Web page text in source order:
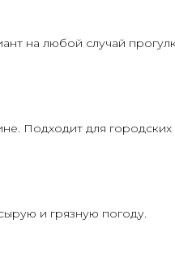
на любой случай
Подходит для
и грязную погоду.